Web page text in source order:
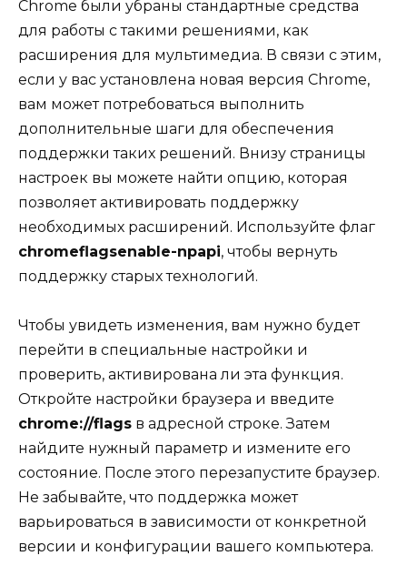
Chrome были убраны стандартные средства
для работы с такими решениями, как
расширения для мультимедиа. В связи с этим,
если у вас установлена новая версия Chrome,
вам может потребоваться выполнить
дополнительные шаги для обеспечения
поддержки таких решений. Внизу страницы
настроек вы можете найти опцию, которая
позволяет активировать поддержку
необходимых расширений. Используйте флаг
chromeflagsenable-npapi, чтобы вернуть
поддержку старых технологий.
Чтобы увидеть изменения, вам нужно будет
перейти в специальные настройки и
проверить, активирована ли эта функция.
Откройте настройки браузера и введите
chrome://flags в адресной строке. Затем
найдите нужный параметр и измените его
состояние. После этого перезапустите браузер.
Не забывайте, что поддержка может
варьироваться в зависимости от конкретной
версии и конфигурации вашего компьютера.